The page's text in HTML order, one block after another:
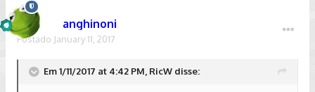
anghinoni
Postado January 11, 2017
Em 1/11/2017 at 4:42 PM, RicW disse: